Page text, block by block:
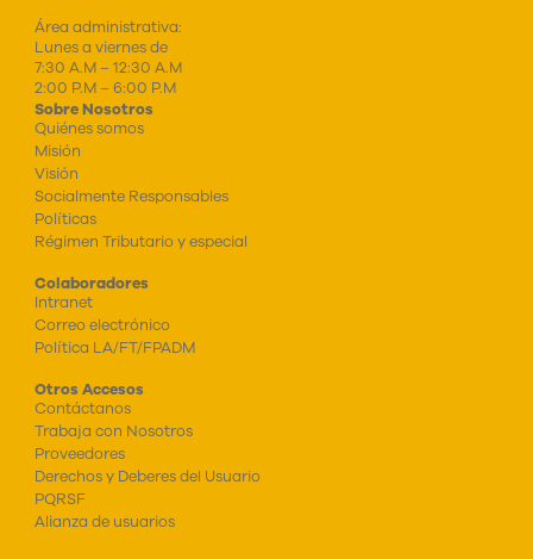
Área administrativa:
Lunes a viernes de
7:30 A.M – 12:30 A.M
2:00 P.M – 6:00 P.M
Sobre Nosotros
Quiénes somos
Misión
Visión
Socialmente Responsables
Políticas
Régimen Tributario y especial
Colaboradores
Intranet
Correo electrónico
Política LA/FT/FPADM
Otros Accesos
Contáctanos
Trabaja con Nosotros
Proveedores
Derechos y Deberes del Usuario
PQRSF
Alianza de usuarios